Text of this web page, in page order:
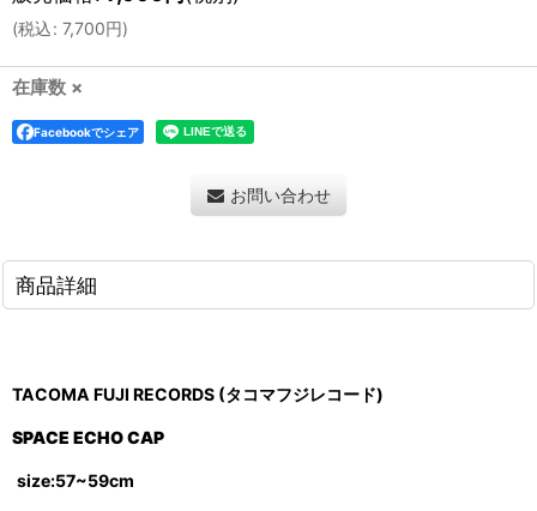
(税込: 7,700円)
在庫数 ×
Facebookでシェア
お問い合わせ
商品詳細
TACOMA FUJI RECORDS (タコマフジレコード)
SPACE ECHO CAP
size:57~59cm